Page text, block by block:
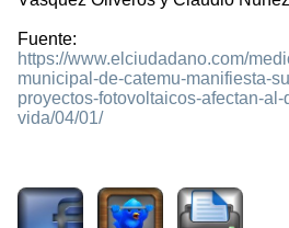
Fuente:
https://www.elciudadano.com/
municipal-de-catemu-manifiesta-
proyectos-fotovoltaicos-afectan-
vida/04/01/